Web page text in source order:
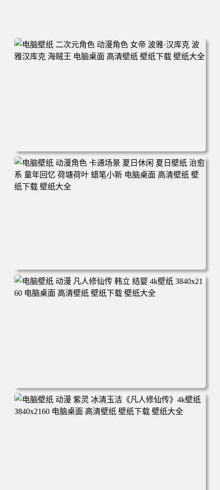
电脑壁纸 二次元角色 动漫角色 女帝 波雅·汉库克 波雅汉库
克 海贼王 电脑桌面 高清壁纸 壁纸下载 壁纸大全
电脑壁纸 动漫角色 卡通场景 夏日休闲 夏日壁纸 治愈系 童
年回忆 荷塘荷叶 蜡笔小新 电脑桌面 高清壁纸 壁纸下载 壁
电脑壁纸 动漫 凡人修仙传 韩立 结婴 4k壁纸 3840x2160 电
脑桌面 高清壁纸 壁纸下载 壁纸大全